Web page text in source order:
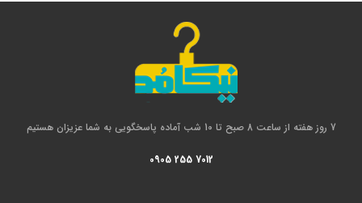
7 روز هفته از ساعت 8 صبح تا 10 شب آماده پاسخگویی به شما عزیزان هستیم
0905 255 7012